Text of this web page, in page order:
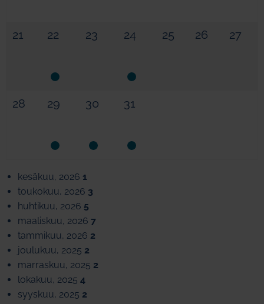
21 22 23 24 25 26 27
28 29 30 31
kesäkuu, 2026 1
toukokuu, 2026 3
huhtikuu, 2026 5
maaliskuu, 2026 7
tammikuu, 2026 2
joulukuu, 2025 2
marraskuu, 2025 2
lokakuu, 2025 4
syyskuu, 2025 2